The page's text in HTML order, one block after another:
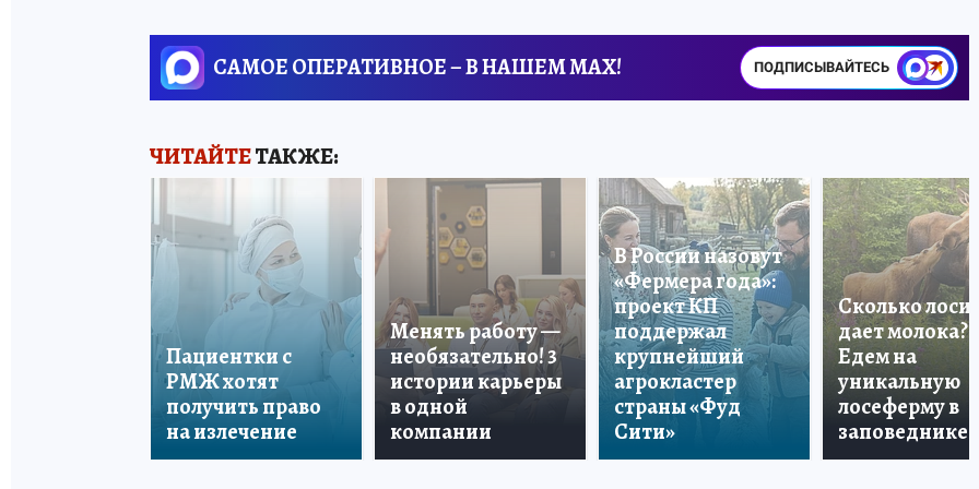
САМОЕ ОПЕРАТИВНОЕ – В НАШЕМ MAX! ПОДПИСЫВАЙТЕСЬ
ЧИТАЙТЕТАКЖЕ:
Пациентки с
РМЖ хотят
получить право
на излечение
Менять работу —
необязательно! 3
истории карьеры
в одной
компании
В России назовут
«Фермера года»:
проект КП
поддержал
крупнейший
агрокластер
страны «Фуд
Сити»
Сколько лосиха
дает молока?
Едем на
уникальную
лосеферму в
заповеднике!